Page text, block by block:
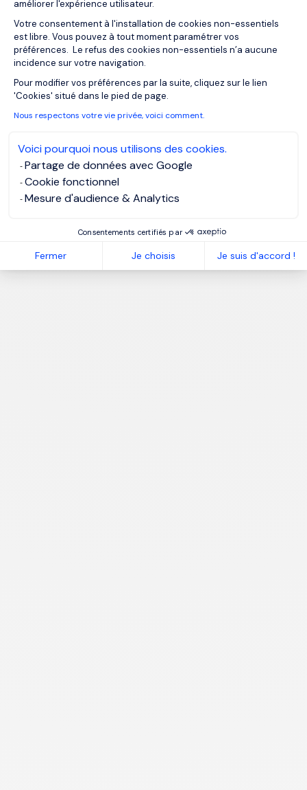
améliorer l'expérience utilisateur.
Votre consentement à l'installation de cookies non-essentiels
est libre. Vous pouvez à tout moment paramétrer vos
préférences. Le refus des cookies non-essentiels n’a aucune
incidence sur votre navigation.
Pour modifier vos préférences par la suite, cliquez sur le lien
'Cookies' situé dans le pied de page.
Nous respectons votre vie privée, voici comment.
Voici pourquoi nous utilisons des cookies.
Partage de données avec Google
Cookie fonctionnel
Mesure d'audience & Analytics
Consentements certifiés par
Fermer Je choisis Je suis d'accord !